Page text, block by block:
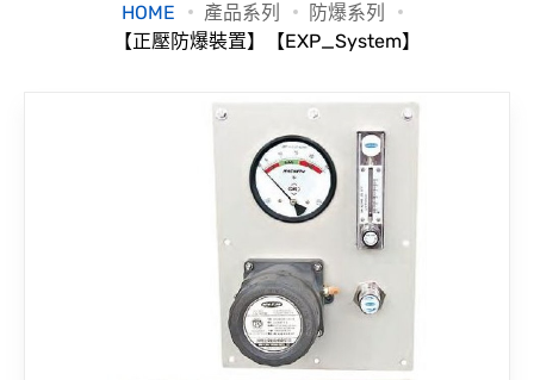
檔案下載
聯絡我們
HOME 產品系列
防爆系列
【正壓防爆裝置】【EXP_System】